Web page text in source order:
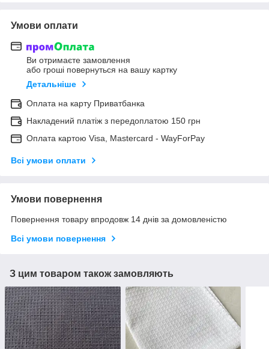
Умови оплати
Ви отримаєте замовлення
або гроші повернуться на вашу картку
Детальніше
Оплата на карту Приватбанка
Накладений платіж з передоплатою 150 грн
Оплата картою Visa, Mastercard - WayForPay
Всі умови оплати
Умови повернення
Повернення товару впродовж 14 днів за домовленістю
Всі умови повернення
З цим товаром також замовляють